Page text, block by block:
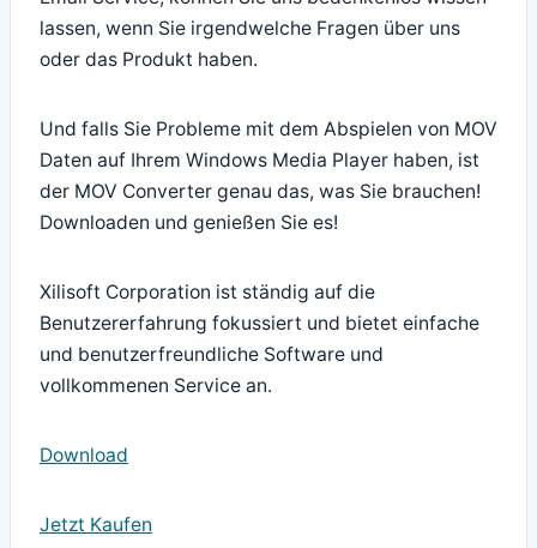
lassen, wenn Sie irgendwelche Fragen über uns
oder das Produkt haben.
Und falls Sie Probleme mit dem Abspielen von MOV
Daten auf Ihrem Windows Media Player haben, ist
der MOV Converter genau das, was Sie brauchen!
Downloaden und genießen Sie es!
Xilisoft Corporation ist ständig auf die
Benutzererfahrung fokussiert und bietet einfache
und benutzerfreundliche Software und
vollkommenen Service an.
Download
Jetzt Kaufen